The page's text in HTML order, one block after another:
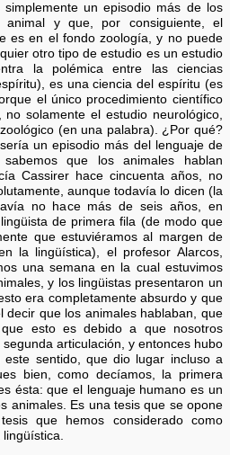
un episodio más de los
animal y que, por consiguiente, el
es en el fondo zoología, y no puede
otro tipo de estudio es un estudio
la polémica entre las ciencias
es una ciencia del espíritu (es
el único procedimiento científico
solamente el estudio neurológico,
(en una palabra). ¿Por qué?
un episodio más del lenguaje de
que los animales hablan
Cassirer hace cincuenta años, no
aunque todavía lo dicen (la
no hace más de seis años, en
de primera fila (de modo que
que estuviéramos al margen de
la lingüística), el profesor Alarcos,
una semana en la cual estuvimos
y los lingüistas presentaron un
era completamente absurdo y que
decir que los animales hablaban, que
esto es debido a que nosotros
articulación, y entonces hubo
sentido, que dio lugar incluso a
bien, como decíamos, la primera
ésta: que el lenguaje humano es un
animales. Es una tesis que se opone
que hemos considerado como